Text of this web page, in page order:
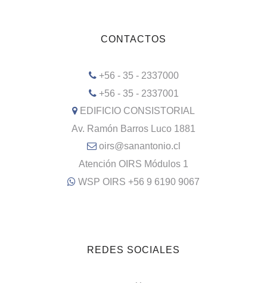
CONTACTOS
+56 - 35 - 2337000
+56 - 35 - 2337001
EDIFICIO CONSISTORIAL
Av. Ramón Barros Luco 1881
oirs@sanantonio.cl
Atención OIRS Módulos 1
WSP OIRS +56 9 6190 9067
REDES SOCIALES